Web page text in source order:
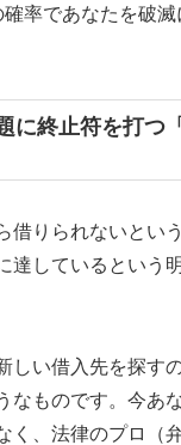
率であなたを破滅
に終止符を打つ
借りられないとい
達しているという
しい借入先を探す
なものです。今あ
く、法律のプロ（